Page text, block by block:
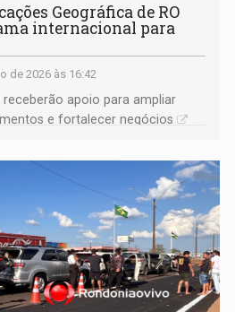
Geográfica de RO
internacional para
de 2026 às 16:42
receberão apoio para ampliar
e fortalecer negócios